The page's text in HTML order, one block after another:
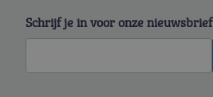
Schrijf je in voor onze nieuwsbrief